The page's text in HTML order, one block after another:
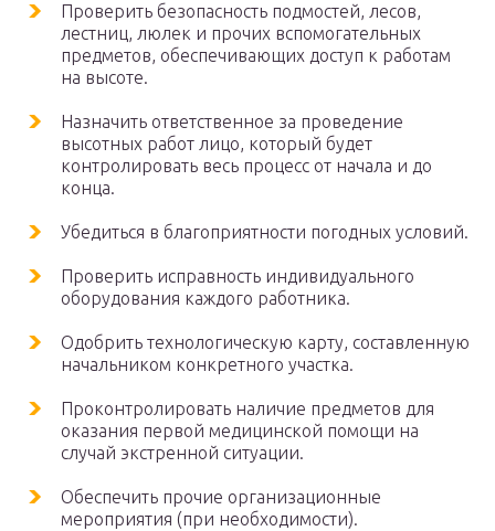
Проверить безопасность подмостей, лесов,
лестниц, люлек и прочих вспомогательных
предметов, обеспечивающих доступ к работам
на высоте.
Назначить ответственное за проведение
высотных работ лицо, который будет
контролировать весь процесс от начала и до
конца.
Убедиться в благоприятности погодных условий.
Проверить исправность индивидуального
оборудования каждого работника.
Одобрить технологическую карту, составленную
начальником конкретного участка.
Проконтролировать наличие предметов для
оказания первой медицинской помощи на
случай экстренной ситуации.
Обеспечить прочие организационные
мероприятия (при необходимости).